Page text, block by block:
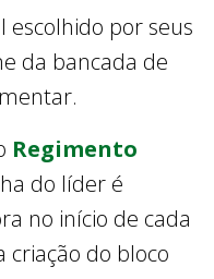
por seus
da bancada de
Regimento
do líder é
no início de cada
criação do bloco